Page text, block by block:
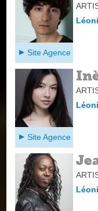
Site Agence
Site Agence